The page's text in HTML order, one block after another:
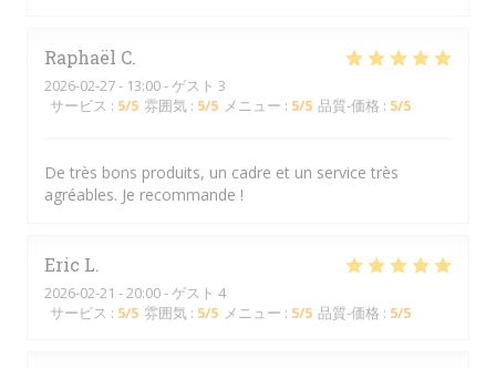
Raphaël C
2026-02-27- 13:00 - ゲスト 3
サービス : 5/5 雰囲気 : 5/5 メニュー : 5/5 品質-価格 : 5/5
De très bons produits, un cadre et un service très
agréables. Je recommande !
Eric L
2026-02-21 - 20:00 - ゲスト 4
サービス : 5/5 雰囲気 : 5/5 メニュー : 5/5 品質-価格 : 5/5